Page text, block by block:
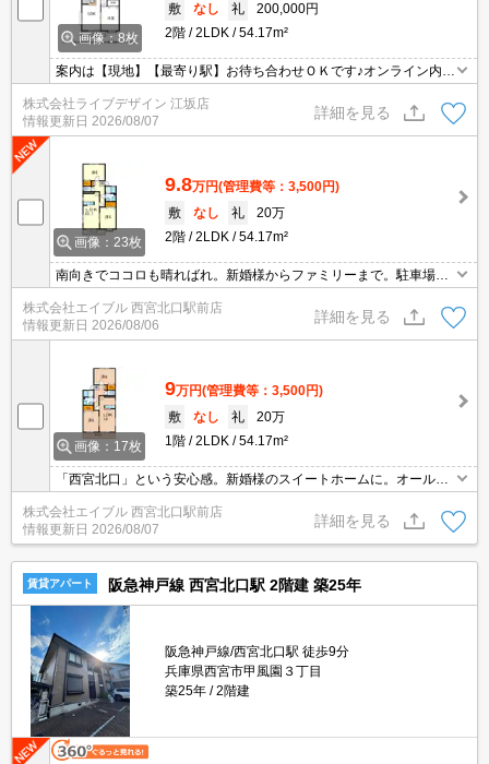
画像：8枚
敷
なし 礼
200,000円
2階
2LDK 54.17m²
案内は【現地】【最寄り駅】お待ち合わせＯＫです♪オンライン内見
も可能♪
株式会社ライブデザイン 江坂店
情報更新日 2026/08/07
詳細を見る
画像：23枚
9.8万円(管理費等：3,500円)
敷
なし 礼
20万
2階
2LDK 54.17m²
南向きでココロも晴ればれ。新婚様からファミリーまで。駐車場は
敷地内。追い焚き機能付きバス。TVモニターホンで安心生活を!。南
向き。
株式会社エイブル 西宮北口駅前店
情報更新日 2026/08/06
詳細を見る
画像：17枚
9万円(管理費等：3,500円)
敷
なし 礼
20万
1階
2LDK 54.17m²
「西宮北口」という安心感。新婚様のスイートホームに。オール洋
間の物件です!!。対面式キッチンで、家族団欒を!。宅配ボックスあ
り。防犯カメラついてます。ぜひお問い合わせください!。
株式会社エイブル 西宮北口駅前店
情報更新日 2026/08/07
詳細を見る
賃貸アパート 阪急神戸線 西宮北口駅 2階建 築25年
阪急神戸線/西宮北口駅 徒歩9分
兵庫県西宮市甲風園３丁目
築25年
2階建